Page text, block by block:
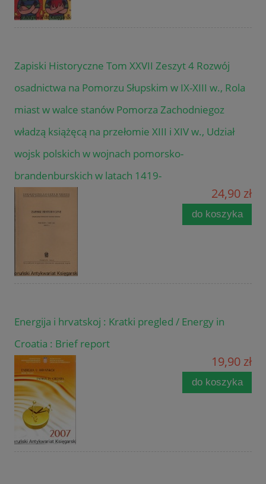
Zapiski Historyczne Tom XXVII Zeszyt 4 Rozwój
osadnictwa na Pomorzu Słupskim w IX-XIII w., Rola
miast w walce stanów Pomorza Zachodniegoz
władzą książęcą na przełomie XIII i XIV w., Udział
wojsk polskich w wojnach pomorsko-
brandenburskich w latach 1419-
24,90 zł
do koszyka
Energija i hrvatskoj : Kratki pregled / Energy in
Croatia : Brief report
19,90 zł
do koszyka